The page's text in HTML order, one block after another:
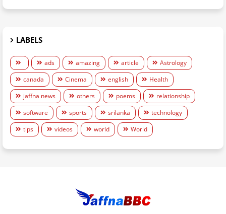
LABELS
ads amazing article
Astrology
canada
Cinema english
Health
jaffna news
others poems
relationship
software
sports srilanka
technology
tips
videos world World